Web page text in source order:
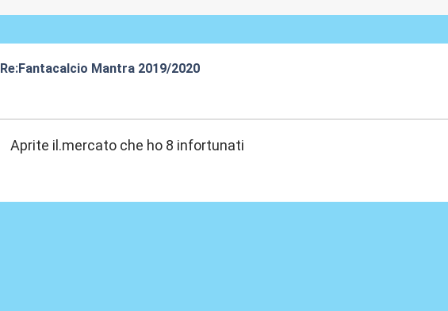
Re:Fantacalcio Mantra 2019/2020
Aprite il.mercato che ho 8 infortunati